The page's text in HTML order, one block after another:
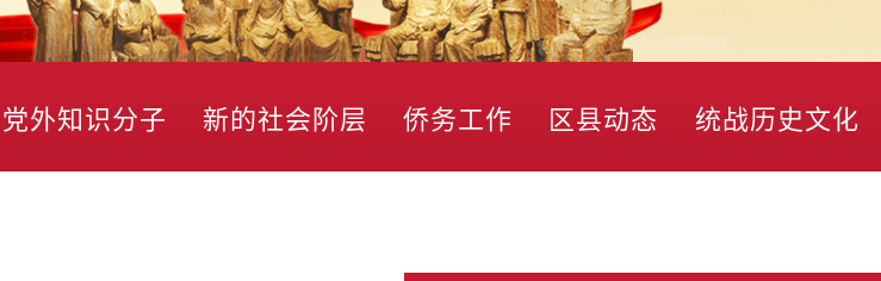
党外知识分子 新的社会阶层 侨务工作 区县动态 统战历史文化